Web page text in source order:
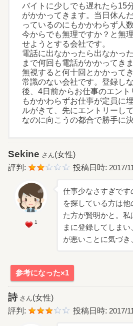
バイトに少しでも遅れたら15
がかかってきます。当日休ん
っているのにもかかわらず人
今からでも無理ですか？と無
せようとする会社です。
電話に出なかったら出なかっ
まで何回も電話がかかってきま
無視すると何十回とかかってき
常識のない会社です。登録し
後、4日前からお仕事のエント
もかかわらずお仕事が定員に
ルがきて、先にエントリーし
なのに向こうの都合で勝手に
Sekine さん(女性)
評判:
投稿日時: 2017/
1
仕事少なさすぎです
を探している方は
た方が賢明かと。私
まに登録してしまい
が悪いことに気づき
参考になった×1
詩 さん(女性)
評判:
投稿日時: 2017/